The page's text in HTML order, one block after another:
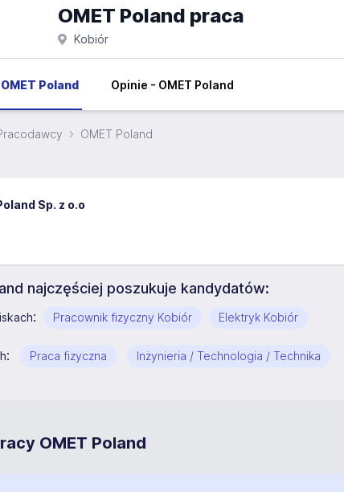
OMET Poland praca
Kobiór
Poland Opinie - OMET Poland
OMET Poland
Sp. z o.o
najczęściej poszukuje kandydatów:
: Pracownik fizyczny Kobiór Elektryk Kobiór
: Praca fizyczna Inżynieria / Technologia / Technika
OMET Poland